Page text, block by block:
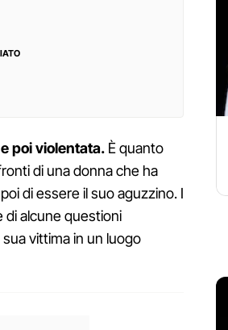
poi violentata. È quanto
di una donna che ha
di essere il suo aguzzino. I
di alcune questioni
vittima in un luogo